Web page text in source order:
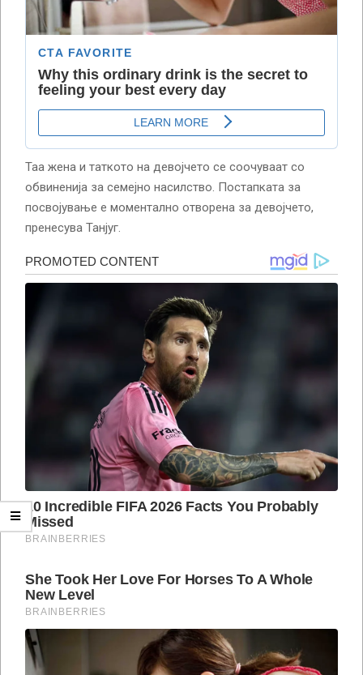
Таа жена и таткото на девојчето се соочуваат со
обвиненија за семејно насилство. Постапката за
посвојување е моментално отворена за девојчето,
пренесува Танјуг.